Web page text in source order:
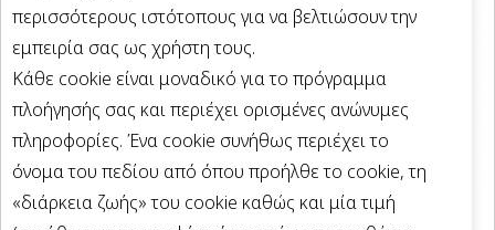
περισσότερους ιστότοπους για να βελτιώσουν την
εμπειρία σας ως χρήστη τους.
Κάθε cookie είναι μοναδικό για το πρόγραμμα
πλοήγησής σας και περιέχει ορισμένες ανώνυμες
πληροφορίες. Ένα cookie συνήθως περιέχει το
όνομα του πεδίου από όπου προήλθε το cookie, τη
«διάρκεια ζωής» του cookie καθώς και μία τιμή